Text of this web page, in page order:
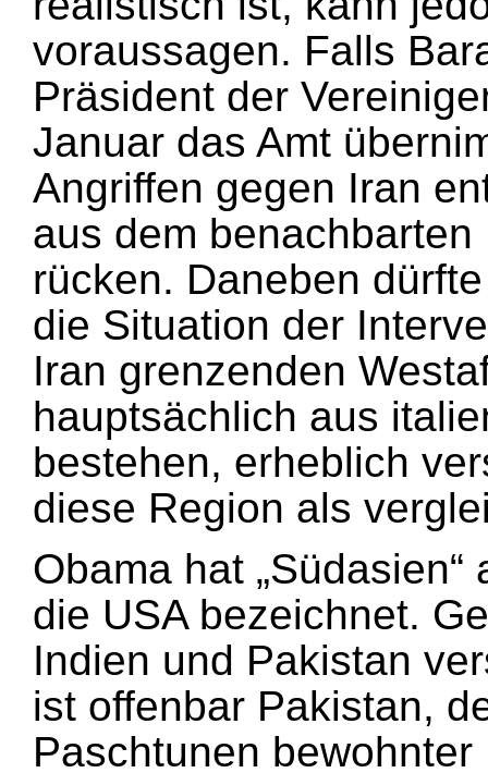
voraussagen. Falls
Präsident der
Januar das Amt
Angriffen gegen Iran
aus dem
rücken. Daneben
die Situation der
Iran grenzenden
hauptsächlich aus
bestehen, erheblich
diese Region als
Obama hat
die USA bezeichnet.
Indien und Pakistan
ist offenbar Pakistan,
Paschtunen